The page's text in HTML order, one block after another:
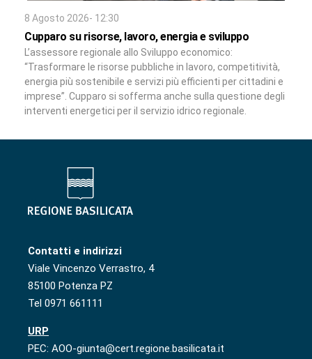
8 Agosto 2026- 12:30
Cupparo su risorse, lavoro, energia e sviluppo
L’assessore regionale allo Sviluppo economico:
“Trasformare le risorse pubbliche in lavoro, competitività,
energia più sostenibile e servizi più efficienti per cittadini e
imprese”. Cupparo si sofferma anche sulla questione degli
interventi energetici per il servizio idrico regionale.
Contatti e indirizzi
Viale Vincenzo Verrastro, 4
85100 Potenza PZ
Tel 0971 661111
URP
PEC: AOO-giunta@cert.regione.basilicata.it